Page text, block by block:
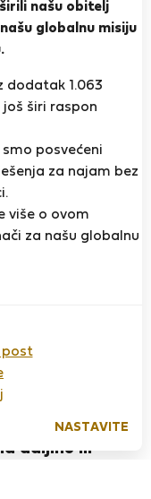
našu obitelj
globalnu misiju
dodatak 1.063
širi raspon
smo posvećeni
za najam bez
više o ovom
za našu globalnu
post
NASTAVITE
će pokriven
uključenim Stay
furnished, well
IX.th district,
Building area.
your stay
daljinu ili